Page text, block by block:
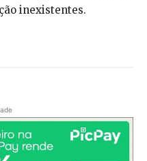
inexistentes.